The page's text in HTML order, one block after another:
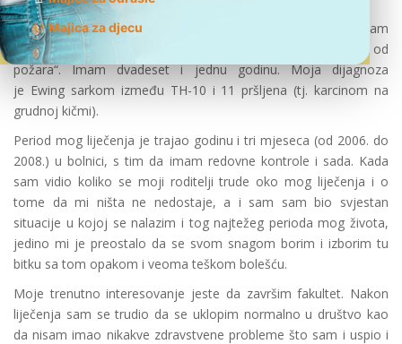
👕Majica za djecu
Ja se zovem Muhamed Mahmić. Živim u Kaknju. Student sam
prve godine fakulteta „Sigurnost, zaštita na radu i zaštita od
požara“. Imam dvadeset i jednu godinu. Moja dijagnoza
je Ewing sarkom između TH-10 i 11 pršljena (tj. karcinom na
grudnoj kičmi).
Period mog liječenja je trajao godinu i tri mjeseca (od 2006. do
2008.) u bolnici, s tim da imam redovne kontrole i sada. Kada
sam vidio koliko se moji roditelji trude oko mog liječenja i o
tome da mi ništa ne nedostaje, a i sam sam bio svjestan
situacije u kojoj se nalazim i tog najtežeg perioda mog života,
jedino mi je preostalo da se svom snagom borim i izborim tu
bitku sa tom opakom i veoma teškom bolešću.
Moje trenutno interesovanje jeste da završim fakultet. Nakon
liječenja sam se trudio da se uklopim normalno u društvo kao
da nisam imao nikakve zdravstvene probleme što sam i uspio i